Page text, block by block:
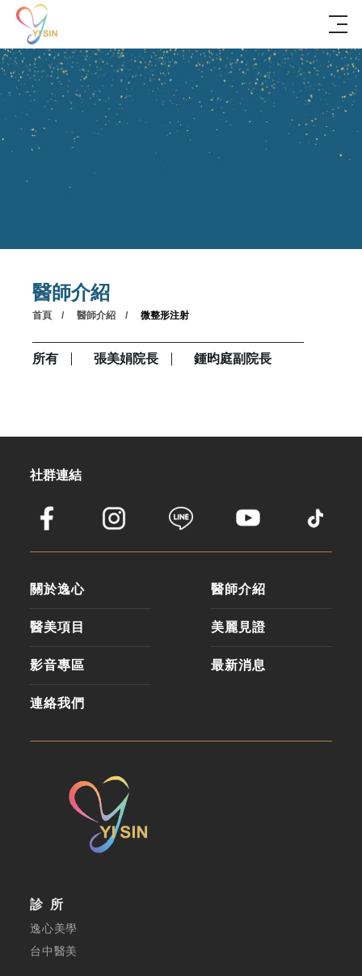
會員登入
醫師介紹
首頁 醫師介紹 微整形注射
所有 張美娟院長 鍾昀庭副院長
社群連結
關於逸心 醫師介紹
醫美項目 美麗見證
影音專區 最新消息
連絡我們
診所
逸心美學
台中醫美